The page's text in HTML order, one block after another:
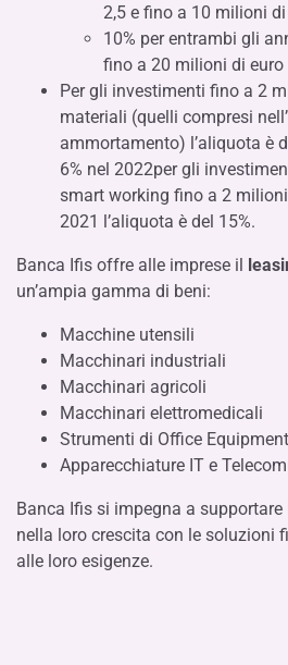
2,5 e fino a 10 milioni
10% per entrambi gli
fino a 20 milioni di euro
Per gli investimenti fino a 2
materiali (quelli compresi
ammortamento) l’aliquota è
6% nel 2022per gli
smart working fino a 2
2021 l’aliquota è del 15%.
Banca Ifis offre alle imprese il
un’ampia gamma di beni:
Macchine utensili
Macchinari industriali
Macchinari agricoli
Macchinari elettromedicali
Strumenti di Office Equipment
Apparecchiature IT e
Banca Ifis si impegna a
nella loro crescita con le soluzioni
alle loro esigenze.